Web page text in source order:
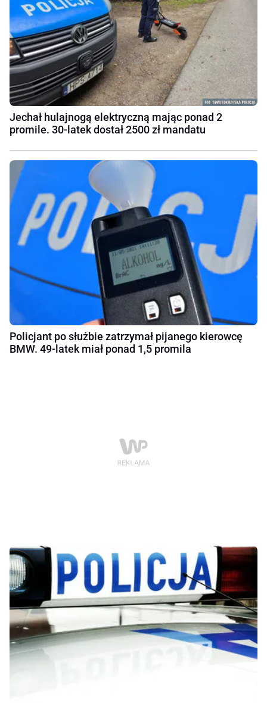
Jechał hulajnogą elektryczną mając ponad 2
promile. 30-latek dostał 2500 zł mandatu
Policjant po służbie zatrzymał pijanego kierowcę
BMW. 49-latek miał ponad 1,5 promila